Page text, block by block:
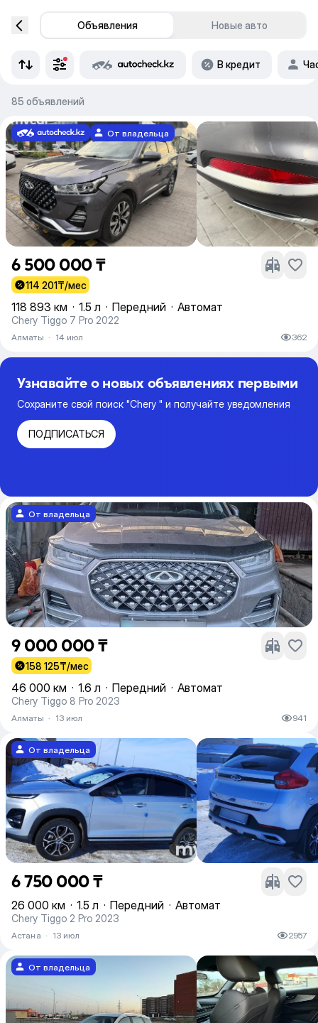
Объявления Новые авто
В кредит
85 объявлений
От владельца
6 500 000 ₸
114 201₸/мес
118 893 км · 1.5 л · Передний · Автомат
Chery Tiggo 7 Pro 2022
Алматы · 14 июл 362
Узнавайте о новых объявлениях первыми
Сохраните свой поиск "Chery " и получайте уведомления
ПОДПИСАТЬСЯ
От владельца
9 000 000 ₸
158 125₸/мес
46 000 км · 1.6 л · Передний · Автомат
Chery Tiggo 8 Pro 2023
Алматы · 13 июл 941
От владельца
6 750 000 ₸
26 000 км · 1.5 л · Передний · Автомат
Chery Tiggo 2 Pro 2023
Астана · 13 июл 2957
От владельца